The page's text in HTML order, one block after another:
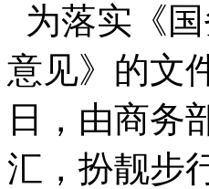
为落实《
意见》的文
日，由商务
汇，扮靓步